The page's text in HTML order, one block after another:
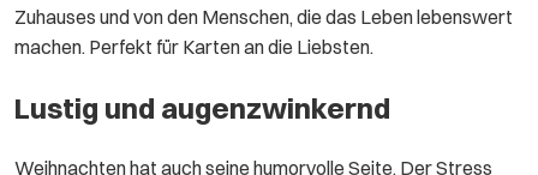
Zuhauses und von den Menschen, die das Leben lebenswert
machen. Perfekt für Karten an die Liebsten.
Lustig und augenzwinkernd
Weihnachten hat auch seine humorvolle Seite. Der Stress